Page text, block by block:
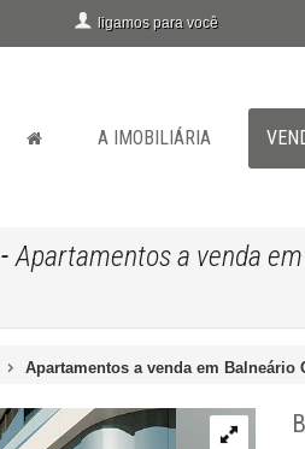
ligamos para você
A IMOBILIÁRIA
-Apartamentos a venda
Apartamentos a venda em Balneário